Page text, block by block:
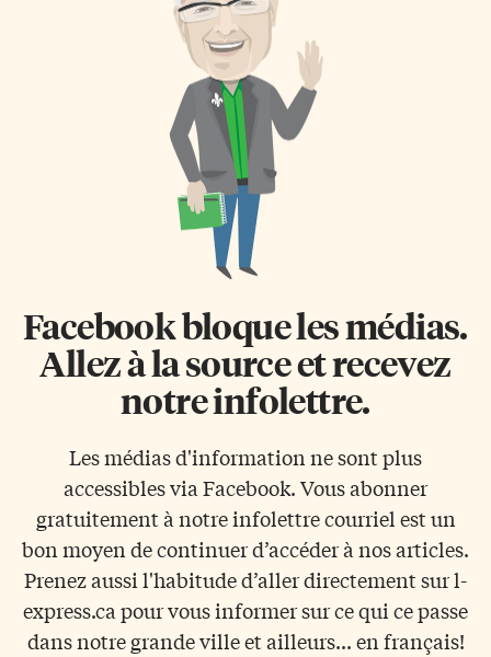
Facebook bloque les médias.
Allez à la source et recevez
notre infolettre.
Les médias d'information ne sont plus
accessibles via Facebook. Vous abonner
gratuitement à notre infolettre courriel est un
bon moyen de continuer d’accéder à nos articles.
Prenez aussi l'habitude d’aller directement sur l-
express.ca pour vous informer sur ce qui ce passe
dans notre grande ville et ailleurs... en français!